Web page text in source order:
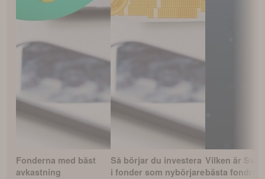
Fonderna med bäst
avkastning
Så börjar du investera
i fonder som nybörjare
Vilken är
bästa